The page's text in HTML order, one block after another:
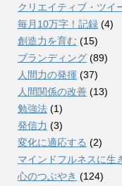
クリエイティブ・ツイ
毎月10万字！記録 (4)
創造力を育む (15)
ブランディング (89)
人間力の発揮 (37)
人間関係の改善 (13)
勉強法 (1)
発信力 (3)
変化に適応する (2)
マインドフルネスに生
心のつぶやき (124)